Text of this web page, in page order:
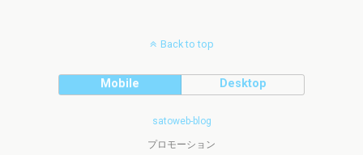
Back to top
Mobile Desktop
satoweb-blog
プロモーション